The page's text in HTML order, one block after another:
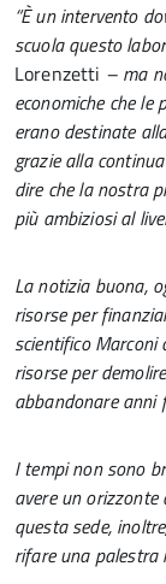
“È un intervento
scuola questo
Lorenzetti – ma
economiche che
erano destinate
grazie alla
dire che la nostra
più ambiziosi al
La notizia buona,
risorse per
scientifico Marconi
risorse per
abbandonare anni
I tempi non sono
avere un
questa sede,
rifare una palestra